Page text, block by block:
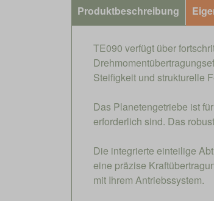
Produktbeschreibung
TE090 verfügt über
Steifigkeit und strukturelle
Das Planetengetriebe ist
erforderlich sind. Das
Die integrierte einteilige
eine präzise
mit Ihrem Antriebssystem.